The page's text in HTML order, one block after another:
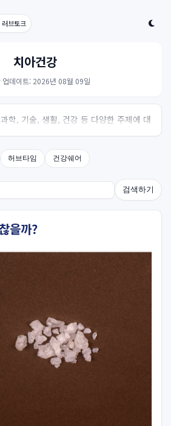
러브토크
치아건강
업데이트: 2026년 08월 09일
학, 기술, 생활, 건강 등 다양한 주제에 대
를 제공하는 온라인 자료실입니다.
허브타임 건강쉐어
검색하기
을까?